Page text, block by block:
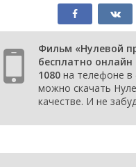
Фильм «Нулевой
бесплатно онлайн
1080 на телефоне
можно скачать
качестве. И не